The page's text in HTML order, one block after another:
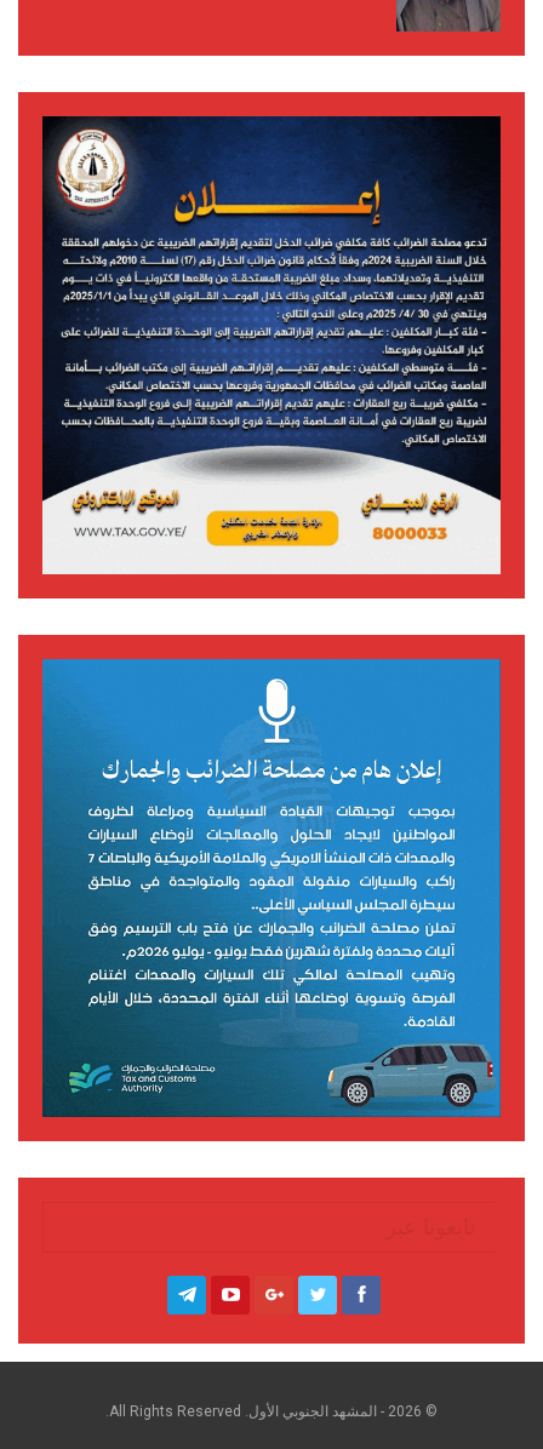
© 2026 - المشهد الجنوبي الأول. All Rights Reserved.